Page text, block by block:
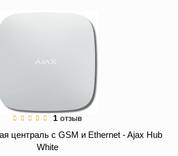
1 отзыв
централь c GSM и Ethernet - Ajax Hub
White